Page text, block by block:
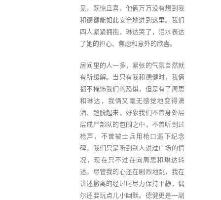
见，既惊且喜，他俩万万没有想到我
和德健能如此安全地进到这里。我们
四人紧紧拥抱，琳达哭了，泪水表达
了她的担心、焦虑和意外的欣喜。
房间里的人一多，紧张的气氛自然就
有所缓解。当只有我和德健时，我俩
都不掩饰我们的恐惧，但是有了周思
和琳达，我俩又毫无感觉地变得潇
洒、超脱起来，好象我们不曾身处层
层戒严部队的包围之中，不曾听到过
枪声，不曾被士兵用枪口逼下纪念
碑，我们只是听到别人说过广场的情
况，现在只不过在向周思和琳达转
述。尽管我的心还在剧烈地跳，我在
讲述撤离的经过时尽力保持平静，偶
尔还要玩点儿小幽默。德健更是一副